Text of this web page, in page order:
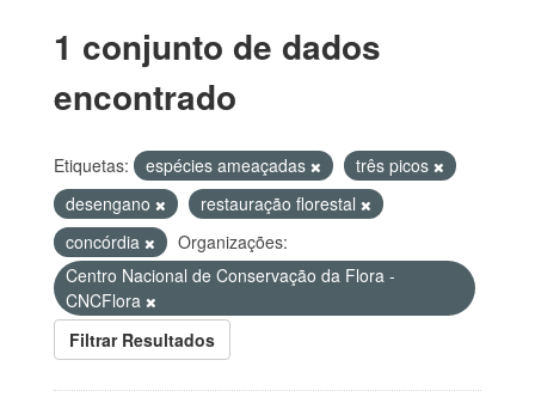
1 conjunto de dados
encontrado
Etiquetas: espécies ameaçadas
três picos
desengano
restauração florestal
concórdia
Organizações:
Centro Nacional de Conservação da Flora -
CNCFlora
Filtrar Resultados